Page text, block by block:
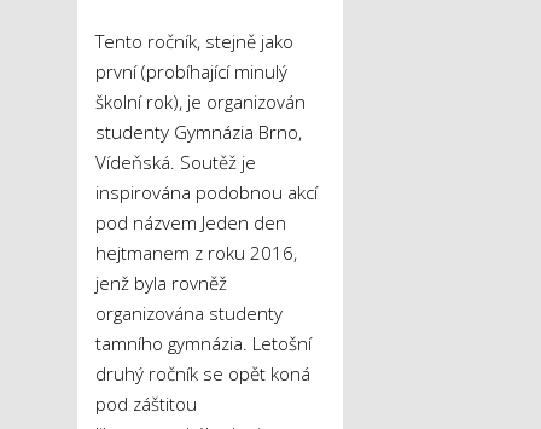
Tento ročník, stejně jako
první (probíhající minulý
školní rok), je organizován
studenty Gymnázia Brno,
Vídeňská. Soutěž je
inspirována podobnou akcí
pod názvem Jeden den
hejtmanem z roku 2016,
jenž byla rovněž
organizována studenty
tamního gymnázia. Letošní
druhý ročník se opět koná
pod záštitou